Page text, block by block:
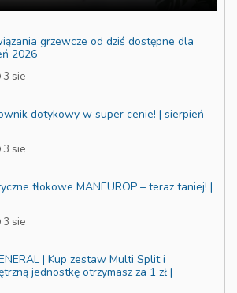
grzewcze od dziś dostępne dla
2026
3 sie
dotykowy w super cenie! | sierpień -
3 sie
tłokowe MANEUROP – teraz taniej! |
3 sie
| Kup zestaw Multi Split i
jednostkę otrzymasz za 1 zł |